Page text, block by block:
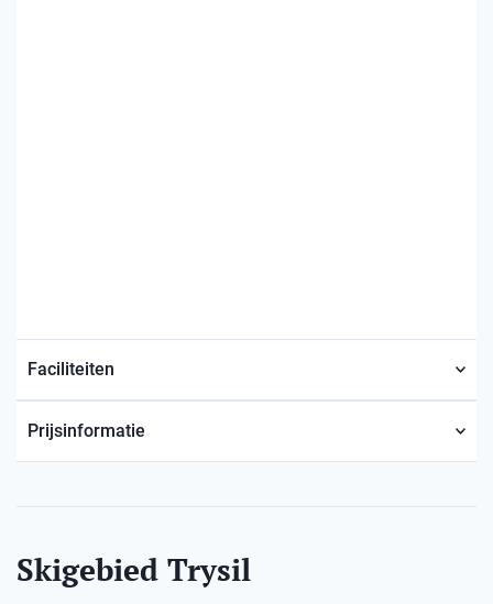
Faciliteiten
Prijsinformatie
Skigebied Trysil